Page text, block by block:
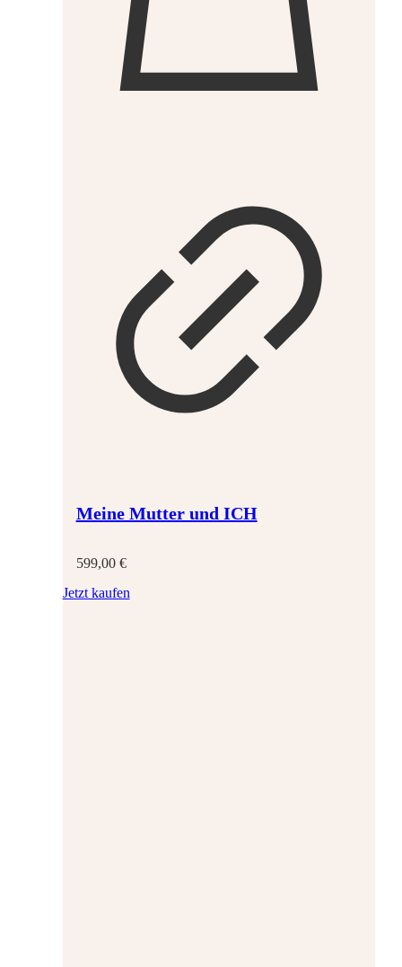
Meine Mutter und ICH
599,00 €
Jetzt kaufen